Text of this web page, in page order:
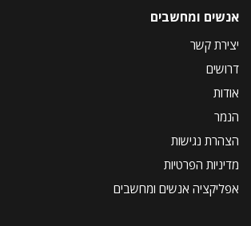
אנשים ומחשבים
יצירת קשר
דרושים
אודות
הנמר
הצהרת נגישות
מדיניות הפרטיות
אפליקציה אנשים ומחשבים